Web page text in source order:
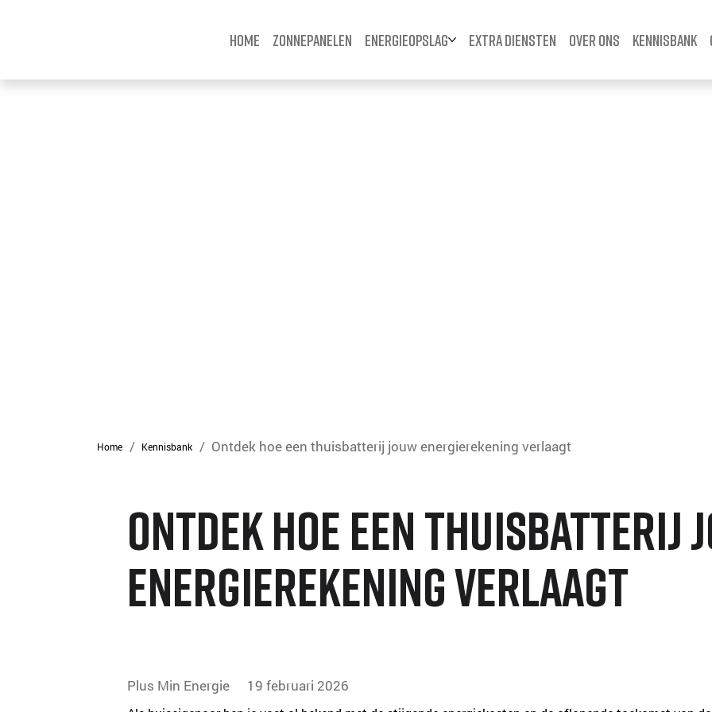
Home Zonnepanelen Energieopslag Extra diensten Over ons Kennisbank
Home / Kennisbank / Ontdek hoe een thuisbatterij jouw energierekening verlaagt
Ontdek hoe een thuisbatterij
energierekening verlaagt
Plus Min Energie 19 februari 2026